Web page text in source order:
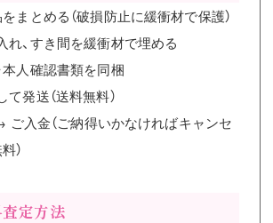
まとめる（破損防止に緩衝材で保護）
れ、すき間を緩衝材で埋める
本人確認書類を同梱
発送（送料無料）
ご入金（ご納得いかなければキャンセ
）
定方法